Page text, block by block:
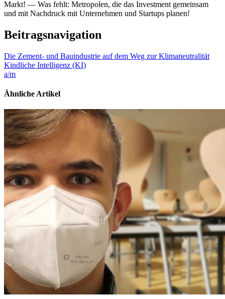
Markt! — Was fehlt: Metropolen, die das Investment gemeinsam
und mit Nachdruck mit Unternehmen und Startups planen!
Beitragsnavigation
Die Zement- und Bauindustrie auf dem Weg zur Klimaneutralität
Kindliche Intelligenz (KI)
a/m
Ähnliche Artikel